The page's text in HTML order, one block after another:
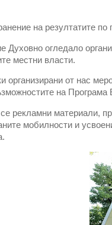
на резултатите
Духовно огледало
местни власти.
организирани от нас
на Програма
рекламни материали,
мобилности и